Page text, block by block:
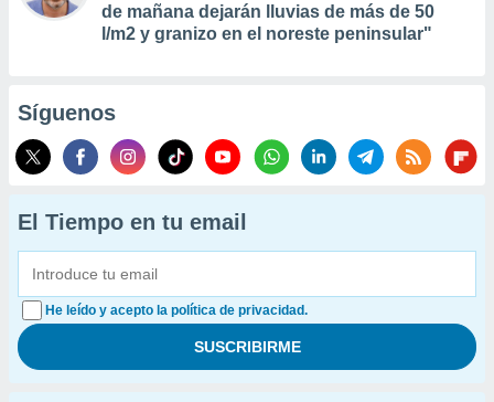
de mañana dejarán lluvias de más de 50
l/m2 y granizo en el noreste peninsular"
Síguenos
El Tiempo en tu email
He leído y acepto la política de privacidad.